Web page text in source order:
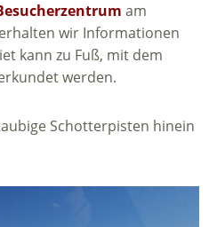
am
wir Informationen
kann zu Fuß, mit dem
werden.
Schotterpisten hinein